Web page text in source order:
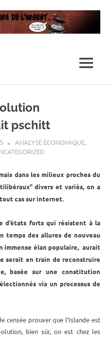
MENU
pschitt
ANALYSE ÉCONOMIQUE,
dans les milieux proches du
divers et variés, on a
cas sur internet.
d’états forts qui résistent à la
des allures de nouveau
immense élan populaire, aurait
serait en train de reconstruire
basée sur une constitution
via un processus de
censée prouver que l’Islande est
bien sûr, on est chez les